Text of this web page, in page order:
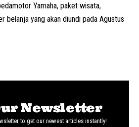
Yamaha, paket wisata,
belanja yang akan diundi pada Agustus
Newsletter
to get our newest articles instantly!